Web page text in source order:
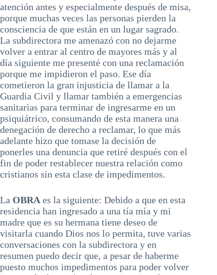
atención antes y especialmente después de misa,
porque muchas veces las personas pierden la
consciencia de que están en un lugar sagrado.
La subdirectora me amenazó con no dejarme
volver a entrar al centro de mayores más y al
día siguiente me presenté con una reclamación
porque me impidieron el paso. Ese día
cometieron la gran injusticia de llamar a la
Guardia Civil y llamar también a emergencias
sanitarias para terminar de ingresarme en un
psiquiátrico, consumando de esta manera una
denegación de derecho a reclamar, lo que más
adelante hizo que tomase la decisión de
ponerles una denuncia que retiré después con el
fin de poder restablecer nuestra relación como
cristianos sin esta clase de impedimentos.
La OBRA es la siguiente: Debido a que en esta
residencia han ingresado a una tía mía y mi
madre que es su hermana tiene deseo de
visitarla cuando Dios nos lo permita, tuve varias
conversaciones con la subdirectora y en
resumen puedo decir que, a pesar de haberme
puesto muchos impedimentos para poder volver